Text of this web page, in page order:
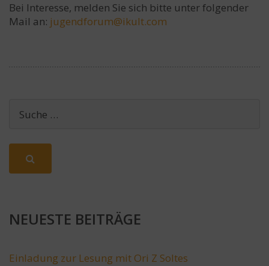
Bei Interesse, melden Sie sich bitte unter folgender
Mail an: jugendforum@ikult.com
NEUESTE BEITRÄGE
Einladung zur Lesung mit Ori Z Soltes